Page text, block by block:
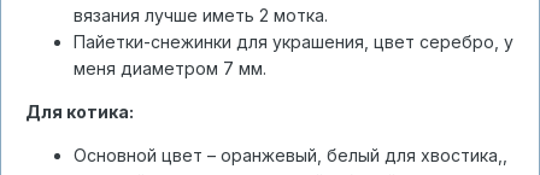
вязания лучше иметь 2 мотка.
Пайетки-снежинки для украшения, цвет серебро, у
меня диаметром 7 мм.
Для котика:
Основной цвет – оранжевый, белый для хвостика,,